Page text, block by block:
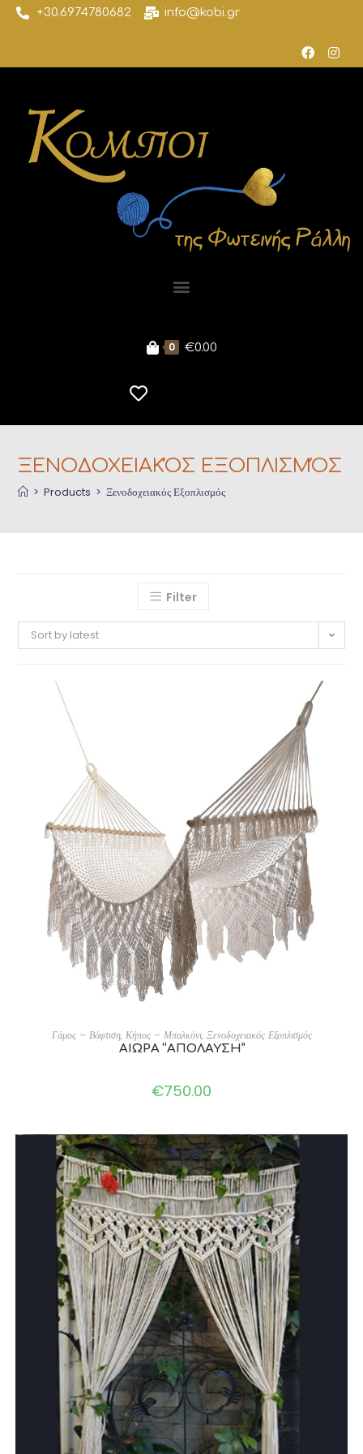
+30.6974780682 info@kobi.gr
0 €0.00
ΞΕΝΟΔΟΧΕΙΑΚΌΣ ΕΞΟΠΛΙΣΜΌΣ
> Products > Ξενοδοχειακός Εξοπλισμός
Filter
Sort by latest
ADD TO CART
Γάμος – Βάφτιση, Κήπος – Μπαλκόνι, Ξενοδοχειακός Εξοπλισμός
ΑΙΩΡΑ “ΑΠΟΛΑΥΣΗ”
€750.00